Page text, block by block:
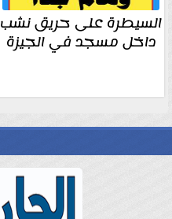
السيطرة على حريق نشب
داخل مسجد في الجيزة